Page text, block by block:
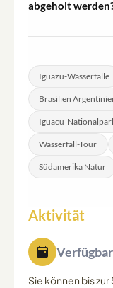
entlang des
abgeholt
Ihre
der Reiseführer
kann.
Iguazu-Wasserfälle
Brasilien
Iguacu-
Wasserfall-Tour
Südamerika Natur
Aktivität
Sie können bis